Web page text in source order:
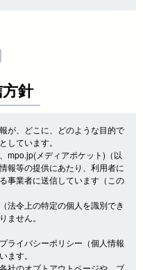
針
が、どこに、どのような目的で
しています。
mpo.jp(メディアポケット)（以
報等の提供にあたり、利用者に
事業者に送信しています（この
法令上の特定の個人を識別でき
ません。
ライバシーポリシー（個人情報
ます。
社のオプトアウトページや、ブ